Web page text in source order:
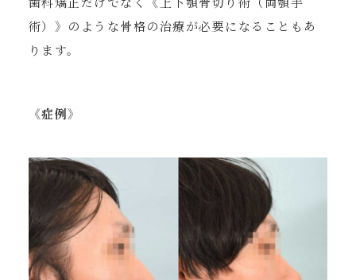
術）》のような骨格の治療が必要になることもあ
ります。
《症例》